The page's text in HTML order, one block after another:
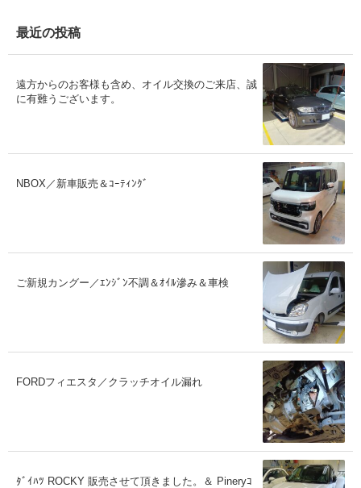
ブ
最近の投稿
遠方からのお客様も含め、オイル交換のご来店、誠
に有難うございます。
NBOX／新車販売＆ｺｰﾃｨﾝｸﾞ
ご新規カングー／ｴﾝｼﾞﾝ不調＆ｵｲﾙ滲み＆車検
FORDフィエスタ／クラッチオイル漏れ
ﾀﾞｲﾊﾂ ROCKY 販売させて頂きました。＆ Pineryｺ